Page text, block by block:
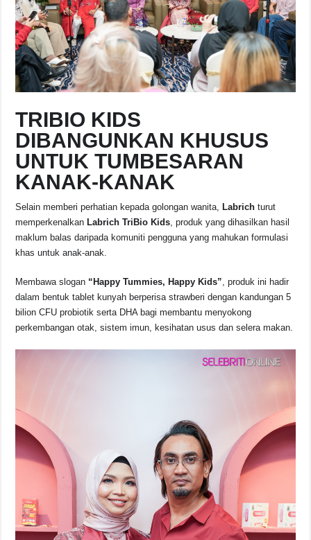
TRIBIO KIDS
DIBANGUNKAN KHUSUS
UNTUK TUMBESARAN
KANAK-KANAK
Selain memberi perhatian kepada golongan wanita, Labrich turut
memperkenalkan Labrich TriBio Kids, produk yang dihasilkan hasil
maklum balas daripada komuniti pengguna yang mahukan formulasi
khas untuk anak-anak.
Membawa slogan “Happy Tummies, Happy Kids”, produk ini hadir
dalam bentuk tablet kunyah berperisa strawberi dengan kandungan 5
bilion CFU probiotik serta DHA bagi membantu menyokong
perkembangan otak, sistem imun, kesihatan usus dan selera makan.